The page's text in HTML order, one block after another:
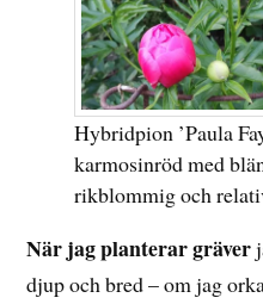
Hybridpion ’Paula
karmosinröd med
rikblommig och
När jag planterar gräver
djup och bred – om jag